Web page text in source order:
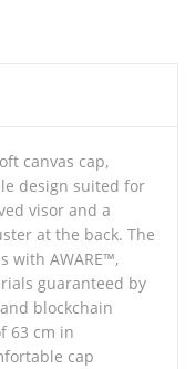
canvas cap,
design suited for
visor and a
at the back. The
with AWARE™,
guaranteed by
blockchain
63 cm in
cap